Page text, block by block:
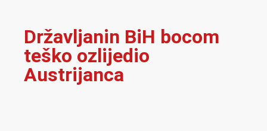
Državljanin BiH bocom
teško ozlijedio
Austrijanca